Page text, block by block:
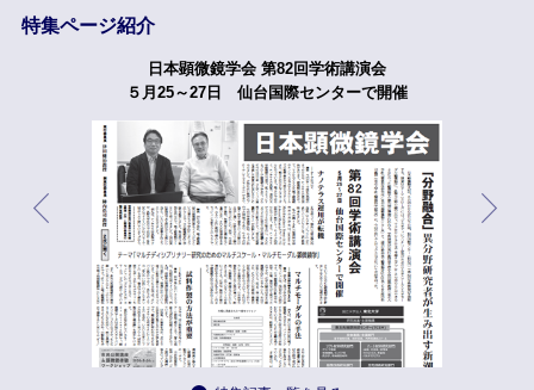
特集ページ紹介
日本顕微鏡学会 第82回学術講演会
５月25～27日 仙台国際センターで開催